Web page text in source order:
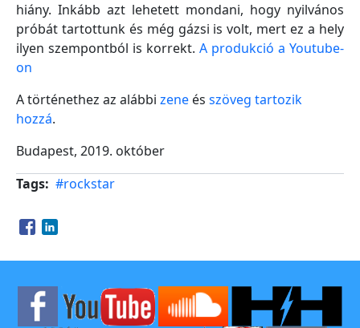
hiány. Inkább azt lehetett mondani, hogy nyilvános
próbát tartottunk és még gázsi is volt, mert ez a hely
ilyen szempontból is korrekt. A produkció a Youtube-
on
A történethez az alábbi zene és szöveg tartozik
hozzá.
Budapest, 2019. október
Tags #rockstar
Opens in a new window
Opens in a new window